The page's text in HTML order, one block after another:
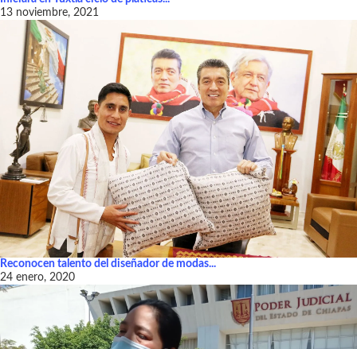
13 noviembre, 2021
Reconocen talento del diseñador de modas...
24 enero, 2020